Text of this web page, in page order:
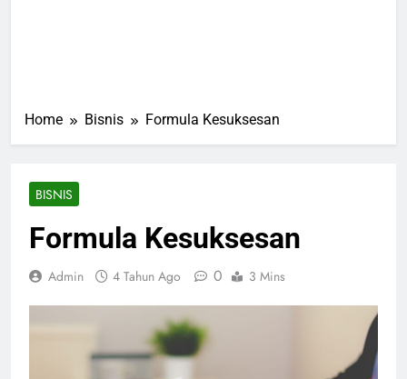
Home Bisnis Formula Kesuksesan
BISNIS
Formula Kesuksesan
Admin 4 Tahun Ago 0 3 Mins